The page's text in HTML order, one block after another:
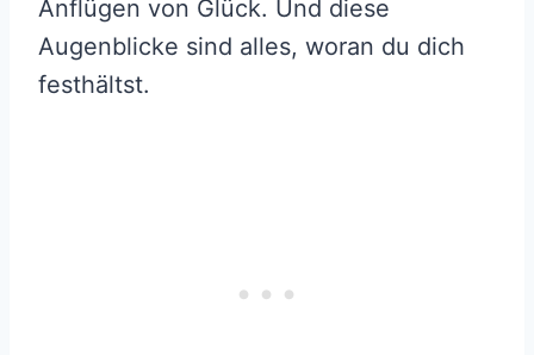
Anflügen von Glück. Und diese
Augenblicke sind alles, woran du dich
festhältst.